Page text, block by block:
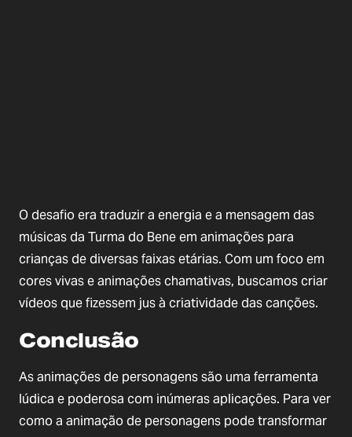
O desafio era traduzir a energia e a mensagem das
músicas da Turma do Bene em animações para
crianças de diversas faixas etárias. Com um foco em
cores vivas e animações chamativas, buscamos criar
vídeos que fizessem jus à criatividade das canções.
Conclusão
As animações de personagens são uma ferramenta
lúdica e poderosa com inúmeras aplicações. Para ver
como a animação de personagens pode transformar